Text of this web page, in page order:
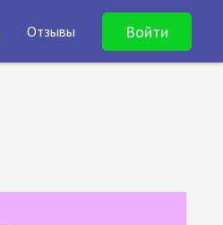
Отзывы Войти